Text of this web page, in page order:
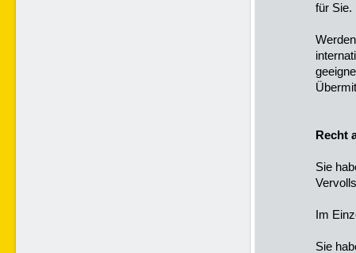
für Sie.
Recht
Sie
Im
Sie